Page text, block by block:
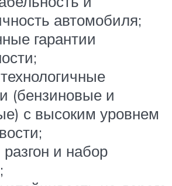
автомобиля;
гарантии
(бензиновые и
с высоким уровнем
и набор